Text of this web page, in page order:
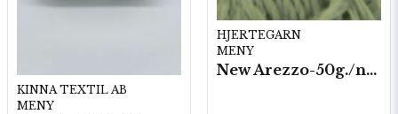
KINNA TEXTIL AB
MENY
HJERTEGARN
MENY
New Arezzo-50g./nyst. 10 st/fp.